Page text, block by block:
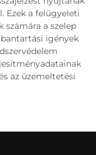
Ezek a felügyeleti
a szelep
igények
az üzemeltetési